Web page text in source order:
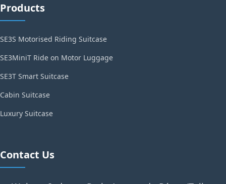
Products
SE3S Motorised Riding Suitcase
SE3MiniT Ride on Motor Luggage
SE3T Smart Suitcase
Cabin Suitcase
Luxury Suitcase
Contact Us